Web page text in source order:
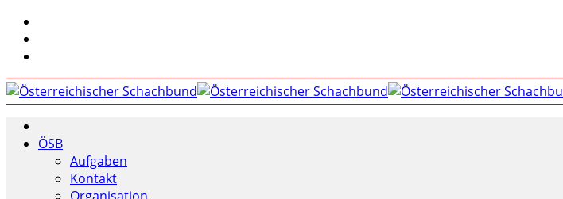
ÖSB
Aufgaben
Kontakt